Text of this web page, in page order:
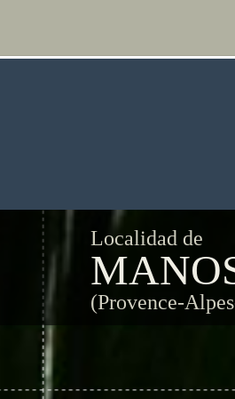
Localidad de
(Provence-